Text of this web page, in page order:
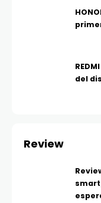
del
Review